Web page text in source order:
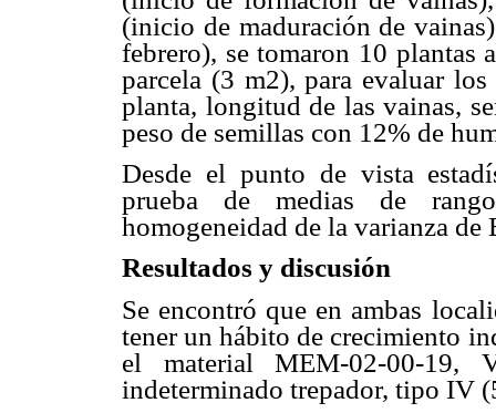
(inicio de maduración de
febrero), se tomaron 10 plantas
parcela (3 m2), para evaluar
planta, longitud de las vainas,
peso de semillas con 12% de
Desde el punto de vista
prueba de medias de
homogeneidad de la varianza
Resultados y discusión
Se encontró que en ambas
tener un hábito de crecimiento
el material MEM-02-00-19,
indeterminado trepador, tipo IV